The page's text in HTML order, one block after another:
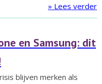
» Lees verder
en Samsung: dit
blijven merken als